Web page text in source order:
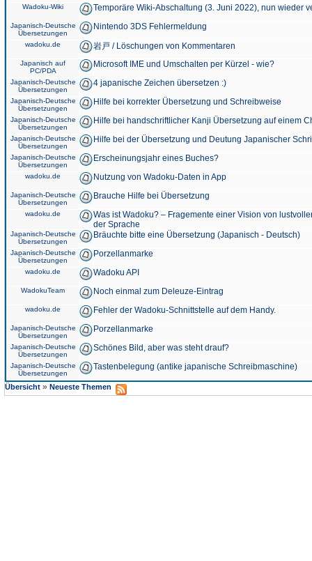
Wadoku-Wiki Temporäre Wiki-Abschaltung (3. Juni 2022), nun wieder
Japanisch-Deutsche
Übersetzungen
Nintendo 3DS Fehlermeldung
wadoku.de 岩戸 / Löschungen von Kommentaren
Japanisch auf
PC/PDA
Microsoft IME und Umschalten per Kürzel - wie?
Japanisch-Deutsche
Übersetzungen
4 japanische Zeichen übersetzen :)
Japanisch-Deutsche
Übersetzungen
Hilfe bei korrekter Übersetzung und Schreibweise
Japanisch-Deutsche
Übersetzungen
Hilfe bei handschriftlicher Kanji Übersetzung auf einem
Japanisch-Deutsche
Übersetzungen
Hilfe bei der Übersetzung und Deutung Japanischer
Japanisch-Deutsche
Übersetzungen
Erscheinungsjahr eines Buches?
wadoku.de Nutzung von Wadoku-Daten in App
Japanisch-Deutsche
Übersetzungen
Brauche Hilfe bei Übersetzung
wadoku.de
Was ist Wadoku? – Fragemente einer Vision von
der Sprache
Japanisch-Deutsche
Übersetzungen
Bräuchte bitte eine Übersetzung (Japanisch - Deutsch)
Japanisch-Deutsche
Übersetzungen
Porzellanmarke
wadoku.de Wadoku API
WadokuTeam Noch einmal zum Deleuze-Eintrag
wadoku.de Fehler der Wadoku-Schnittstelle auf dem Handy.
Japanisch-Deutsche
Übersetzungen
Porzellanmarke
Japanisch-Deutsche
Übersetzungen
Schönes Bild, aber was steht drauf?
Japanisch-Deutsche
Übersetzungen
Tastenbelegung (antike japanische Schreibmaschine)
Übersicht » Neueste Themen